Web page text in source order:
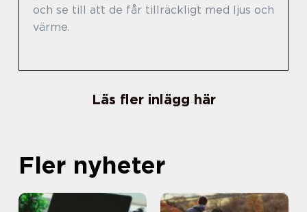
och se till att de får tillräckligt med ljus och
värme.
Läs fler inlägg här
Fler nyheter